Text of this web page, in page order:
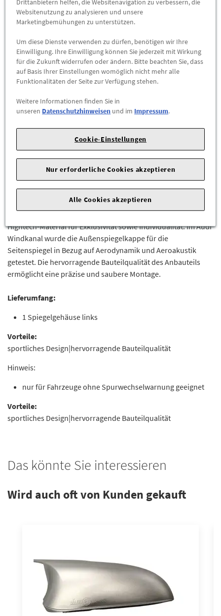
Preis inkl.
MwSt.
Abholbar andiesen Standorten
-
ZUM WARENKORB HINZUFÜGEN
Herstellerangaben:AUDI AG |Auto-Union-Str. 1 |
Ingolstadt |
Mehr Exklusivität und mehr Individualität mit Außenspiegeln
in Carbon matt.
Das Außenspiegelgehäuse besteht aus dem exklusiven
Werkstoff Carbon in Mattlack und betont das sportliche
Design des Fahrzeugs eindrucksvoll. Das Material Carbon oder
CFK (kohlenstofffaserverstärkter Kunststoff) stammt
Hightech-Material für Exklusivität sowie Individualität. Im Audi
Windkanal wurde die Außenspiegelkappe für die
Seitenspiegel in Bezug auf Aerodynamik und Aeroakustik
getestet. Die hervorragende Bauteilqualität des Anbauteils
ermöglicht eine präzise und saubere Montage.
Lieferumfang:
1 Spiegelgehäuse links
Vorteile:
sportliches Design|hervorragende Bauteilqualität
Hinweis:
nur für Fahrzeuge ohne Spurwechselwarnung geeignet
Vorteile:
sportliches Design|hervorragende Bauteilqualität
Das könnte Sie interessieren
Wird auch oft von Kunden gekauft
Drittanbietern helfen, die Websitenavigation zu verbessern, die
Websitenutzung zu analysieren und unsere
Marketingbemühungen zu unterstützen.
Um diese Dienste verwenden zu dürfen, benötigen wir Ihre
Einwilligung. Ihre Einwilligung können Sie jederzeit mit Wirkung
für die Zukunft widerrufen oder ändern. Bitte beachten Sie, dass
auf Basis Ihrer Einstellungen womöglich nicht mehr alle
Funktionalitäten der Seite zur Verfügung stehen.
Weitere Informationen finden Sie in
unseren Datenschutzhinweisen und im Impressum.
Cookie-Einstellungen
Nur erforderliche Cookies akzeptieren
Alle Cookies akzeptieren